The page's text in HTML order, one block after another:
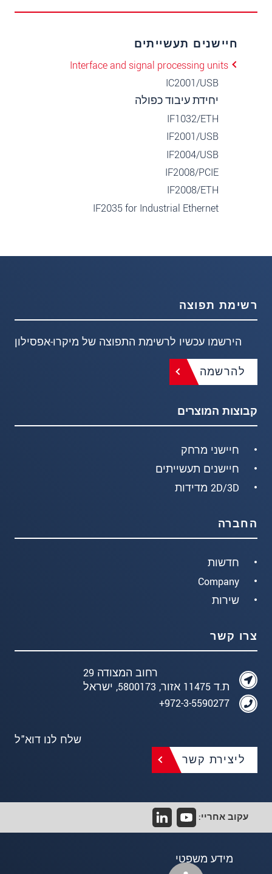
חיישנים תעשייתים
Interface and signal processing units
IC2001/USB
יחידת עיבוד כפולה
IF1032/ETH
IF2001/USB
IF2004/USB
IF2008/PCIE
IF2008/ETH
IF2035 for Industrial Ethernet
רשימת תפוצה
הירשמו עכשיו לרשימת התפוצה של מיקרו-אפסילון
להרשמה
קבוצות המוצרים
חיישני מרחק
חיישנים תעשייתים
2D/3D מדידות
החברה
חדשות
Company
שירות
צרו קשר
רחוב המצודה 29
ת.ד 11475 אזור, 5800173, ישראל
972-3-5590277+
שלח לנו דוא"ל
ליצירת קשר
עקוב אחריי:
מידע משפטי